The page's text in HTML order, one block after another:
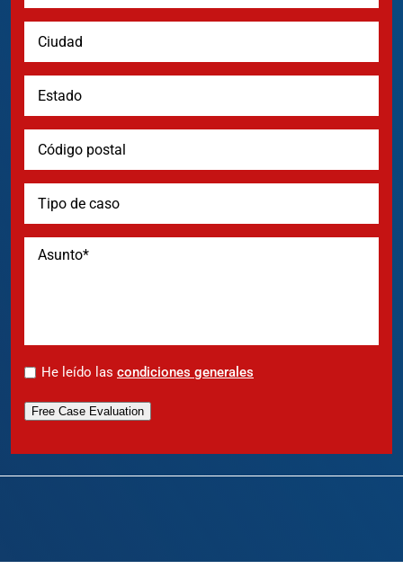
* He leído las condiciones generales
Free Case Evaluation